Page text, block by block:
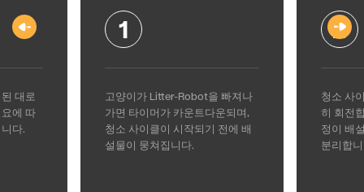
1
고양이가 Litter-Robot을 빠져나
가면 타이머가 카운트다운되며,
청소 사이클이 시작되기 전에 배
설물이 뭉쳐집니다.
2
청소 사
히 회전
정이 배
분리합
대로
에 따
다.